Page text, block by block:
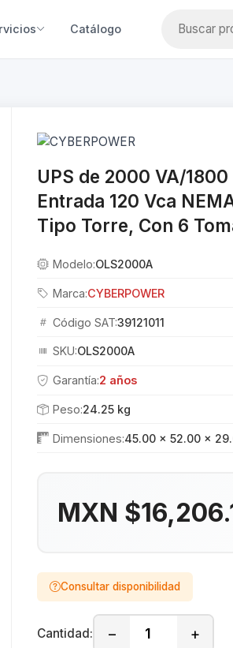
Catálogo
UPS de 2000 VA/
Entrada 120 Vca
Tipo Torre, Con 6
Modelo:OLS2000A
Marca:CYBERPOWER
Código SAT:39121011
SKU:OLS2000A
Garantía:2 años
Peso:24.25 kg
Dimensiones:45.00 × 52.00 ×
MXN
Consultar disponibilidad
Cantidad: − +